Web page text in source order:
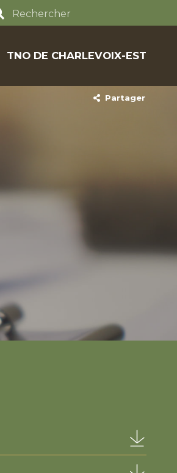
TNO DE CHARLEVOIX-EST
Partager